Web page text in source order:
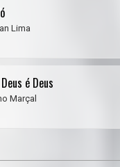
Lima
Deus é Deus
Marçal